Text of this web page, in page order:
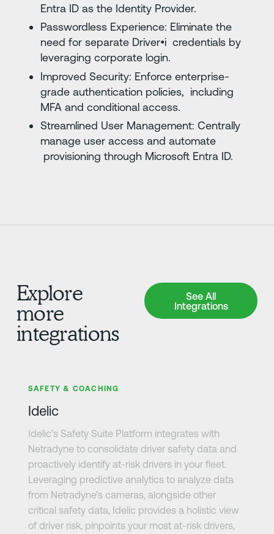
Entra ID as the Identity Provider.
Passwordless Experience: Eliminate the
need for separate Driver•i credentials by
leveraging corporate login.
Improved Security: Enforce enterprise-
grade authentication policies, including
MFA and conditional access.
Streamlined User Management: Centrally
manage user access and automate
provisioning through Microsoft Entra ID.
Explore
more
integrations
See All
Integrations
See All Integrations
SAFETY & COACHING
Idelic
Idelic’s Safety Suite Platform integrates with
Netradyne to consolidate driver safety data and
proactively identify at-risk drivers in your fleet.
Leveraging predictive analytics to analyze data
from Netradyne’s cameras, alongside other
critical safety data, Idelic provides a holistic view
of driver risk, pinpoints your most at-risk drivers,